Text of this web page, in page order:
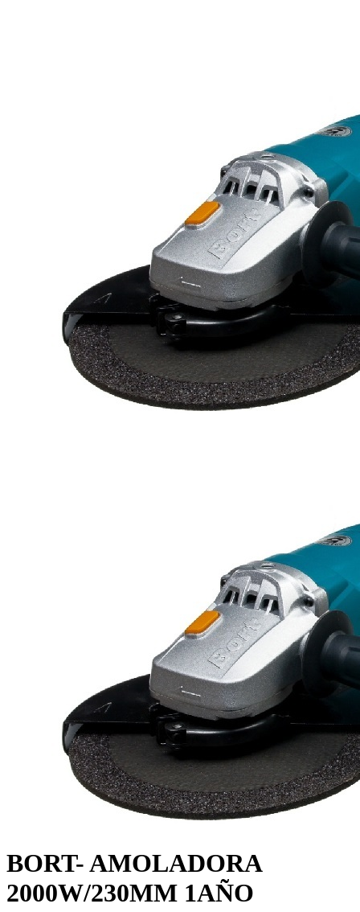
BORT- AMOLADORA
2000W/230MM 1AÑO